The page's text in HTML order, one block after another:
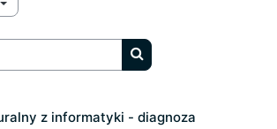
Search courses
z informatyki - diagnoza